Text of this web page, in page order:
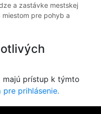
a zastávke mestskej
pre pohyb a
majú prístup k týmto
pre prihlásenie.